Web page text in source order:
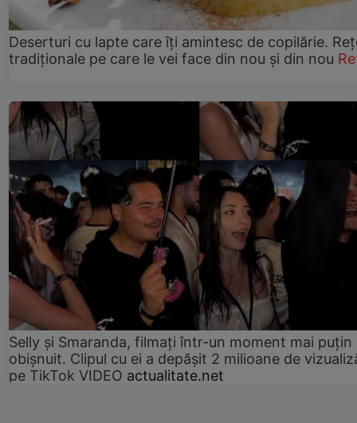
Deserturi cu lapte care îți amintesc de copilărie.
tradiționale pe care le vei face din nou și din nou
Selly și Smaranda, filmați într-un moment mai puțin
obișnuit. Clipul cu ei a depășit 2 milioane de
pe TikTok VIDEO actualitate.net